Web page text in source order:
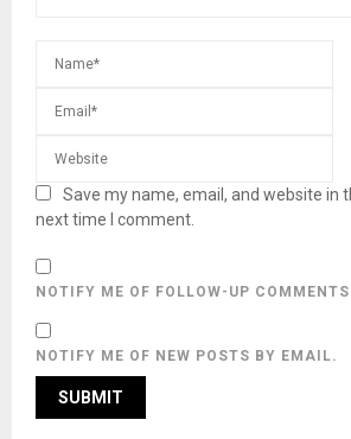
Save my name, email, and website in
next time I comment.
NOTIFY ME OF FOLLOW-UP
NOTIFY ME OF NEW POSTS BY EMAIL.